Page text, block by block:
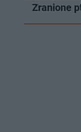
Zranione